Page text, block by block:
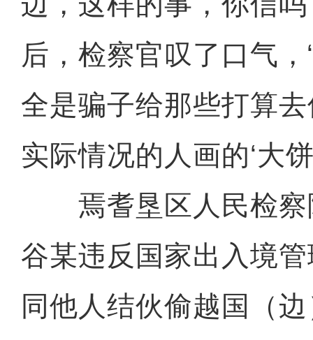
后，检察官叹了口气
全是骗子给那些打算
实际情况的人画的‘大饼
焉耆垦区人民检察
谷某违反国家出入境
同他人结伙偷越国（